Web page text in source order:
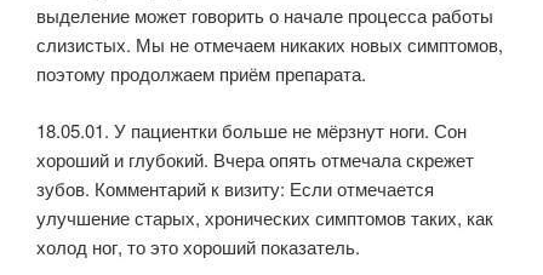
выделение может говорить о начале процесса работы
слизистых. Мы не отмечаем никаких новых симптомов,
поэтому продолжаем приём препарата.
18.05.01. У пациентки больше не мёрзнут ноги. Сон
хороший и глубокий. Вчера опять отмечала скрежет
зубов. Комментарий к визиту: Если отмечается
улучшение старых, хронических симптомов таких, как
холод ног, то это хороший показатель.